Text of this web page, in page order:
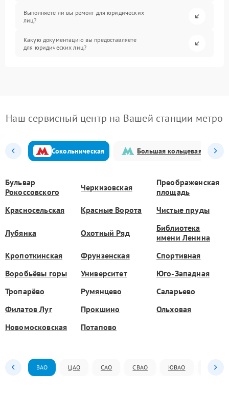
Выполняете ли вы ремонт для юридических
лиц?
Какую документацию вы предоставляете
для юридических лиц?
Наш сервисный центр на Вашей станции метро
Сокольническая Большая кольцевая
Бульвар
Рокоссовского
Черкизовская
Преображенская
площадь
Красносельская
Красные Ворота Чистые пруды
Лубянка Охотный Ряд
Библиотека
имени Ленина
Кропоткинская
Фрунзенская
Спортивная
Воробьёвы горы
Университет
Юго-Западная
Тропарёво
Румянцево
Саларьево
Филатов Луг
Прокшино
Ольховая
Новомосковская
Потапово
ВАО ЦАО САО СВАО ЮВАО ЮАО